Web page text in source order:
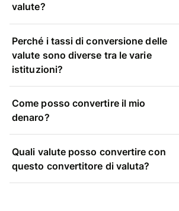
valute?
Perché i tassi di conversione delle
valute sono diverse tra le varie
istituzioni?
Come posso convertire il mio
denaro?
Quali valute posso convertire con
questo convertitore di valuta?